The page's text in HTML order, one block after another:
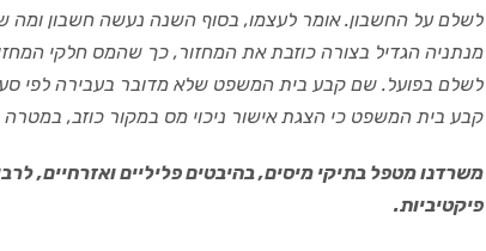
לשלם על החשבון. אומר לעצמו, בסוף השנה נעשה חשבון ומה
מנתניה הגדיל בצורה כוזבת את המחזור, כך שהמס חלקי
קבע בית המשפט כי הצגת אישור ניכוי מס במקור כוזב, במטרה למנוע
משרדנו מטפל בתיקי מיסים, בהיבטים פליליים ואזרחיים,
פיקטיביות.